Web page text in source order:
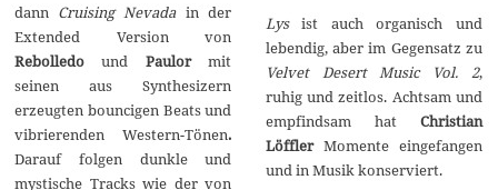
dann Cruising Nevadain der
Extended Version von
Rebolledound Paulormit
seinen aus Synthesizern
erzeugten bouncigen Beats und
vibrierenden Western-Tönen.
Darauf folgen dunkle und
mystische Tracks wie der von
Lys ist auch organisch und
lebendig, aber im Gegensatz zu
Velvet Desert Music Vol. 2,
ruhig und zeitlos. Achtsam und
empfindsam hat Christian
Löffler Momente eingefangen
und in Musik konserviert.